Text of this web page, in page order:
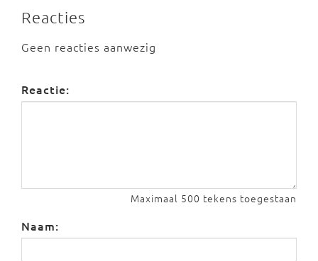
Reacties
Geen reacties aanwezig
Reactie:
Maximaal 500 tekens toegestaan
Naam: